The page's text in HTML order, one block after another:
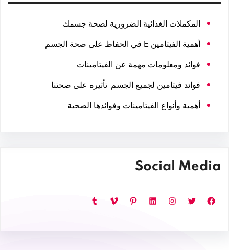
المكملات الغذائية الضرورية لصحة جسمك
أهمية الفيتامين E في الحفاظ على صحة الجسم
فوائد ومعلومات مهمة عن الفيتامينات
فوائد فيتامين لجميع الجسم: تأثيره على صحتنا
أهمية وأنواع الفيتامينات وفوائدها الصحية
Social Media
فيسبوك تويتر إنستجرام لينكد إن بينتريست فيميو تمبلر